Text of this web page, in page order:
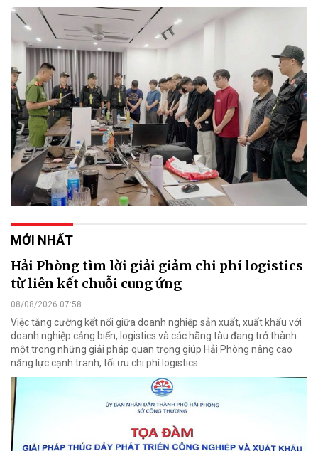
MỚI NHẤT
Hải Phòng tìm lời giải giảm chi phí logistics
từ liên kết chuỗi cung ứng
08/08/2026 07:58
Việc tăng cường kết nối giữa doanh nghiệp sản xuất, xuất khẩu với
doanh nghiệp cảng biển, logistics và các hãng tàu đang trở thành
một trong những giải pháp quan trọng giúp Hải Phòng nâng cao
năng lực cạnh tranh, tối ưu chi phí logistics.